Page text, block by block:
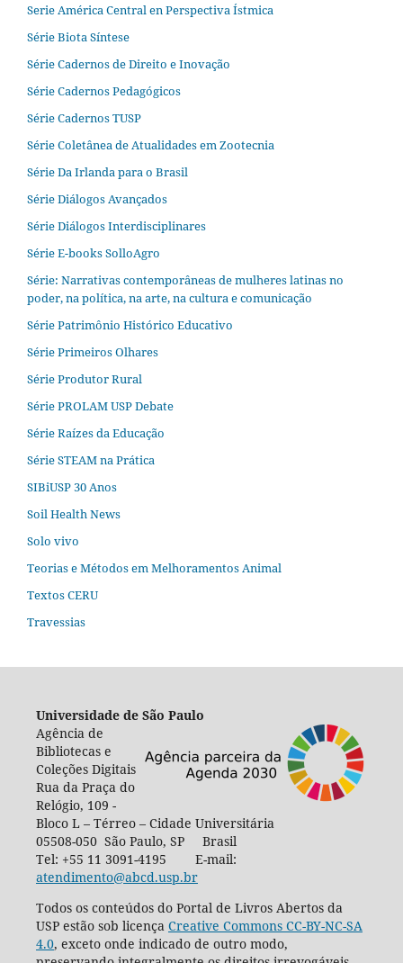
Serie América Central en Perspectiva Ístmica
Série Biota Síntese
Série Cadernos de Direito e Inovação
Série Cadernos Pedagógicos
Série Cadernos TUSP
Série Coletânea de Atualidades em Zootecnia
Série Da Irlanda para o Brasil
Série Diálogos Avançados
Série Diálogos Interdisciplinares
Série E-books SolloAgro
Série: Narrativas contemporâneas de mulheres latinas no
poder, na política, na arte, na cultura e comunicação
Série Patrimônio Histórico Educativo
Série Primeiros Olhares
Série Produtor Rural
Série PROLAM USP Debate
Série Raízes da Educação
Série STEAM na Prática
SIBiUSP 30 Anos
Soil Health News
Solo vivo
Teorias e Métodos em Melhoramentos Animal
Textos CERU
Travessias
Universidade de São Paulo
Agência de
Bibliotecas e
Coleções Digitais
Rua da Praça do
Relógio, 109 -
Bloco L – Térreo – Cidade Universitária
05508-050 São Paulo, SP Brasil
Tel: +55 11 3091-4195 E-mail:
atendimento@abcd.usp.br
Todos os conteúdos do Portal de Livros Abertos da
USP estão sob licença Creative Commons CC-BY-NC-SA
4.0, exceto onde indicado de outro modo,